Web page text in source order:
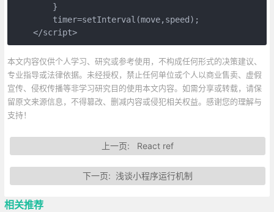
        }
        timer=setInterval(move,speed);
    </script>
本文内容仅供个人学习、研究或参考使用，不构成任何形式的决策建议、
专业指导或法律依据。未经授权，禁止任何单位或个人以商业售卖、虚假
宣传、侵权传播等非学习研究目的使用本文内容。如需分享或转载，请保
留原文来源信息，不得篡改、删减内容或侵犯相关权益。感谢您的理解与
支持！
上一页: React ref
下一页: 浅谈小程序运行机制
相关推荐